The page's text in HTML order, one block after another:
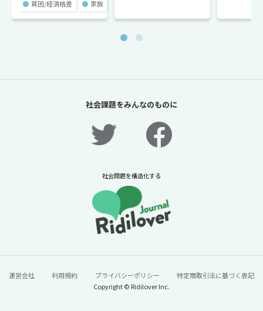
● 貧困/経済格差 ● 家族
社会課題をみんなのものに
社会問題を構造化する
運営会社 利用規約 プライバシーポリシー
特定商取引法に基づく表記
Copyright © Ridilover Inc.